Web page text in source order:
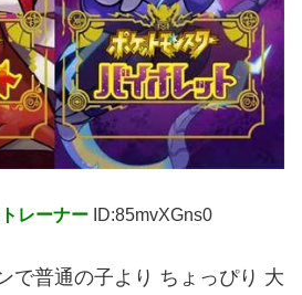
レーナー ID:85mvXGns0
で普通の子より ちょっぴり 大